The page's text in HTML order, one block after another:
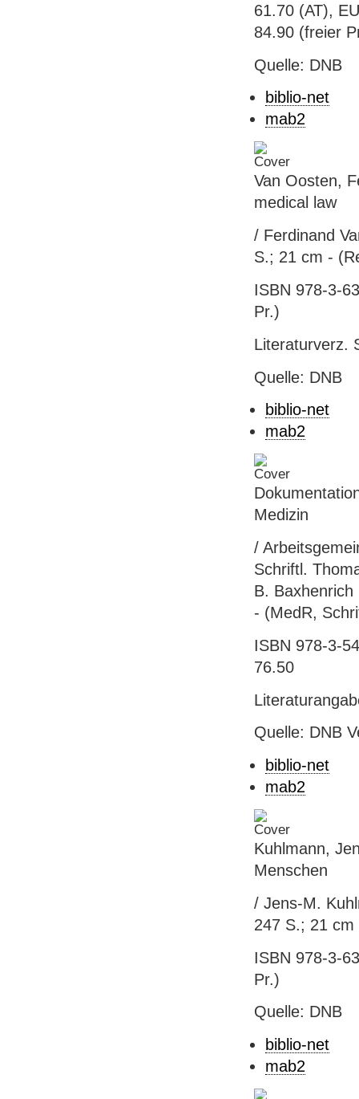
61.70 (AT),
84.90 (freier
Quelle: DNB
biblio-net
mab2
Van Oosten,
medical law
/ Ferdinand
S.; 21 cm -
ISBN 978-3-
Pr.)
Literaturverz.
Quelle: DNB
biblio-net
mab2
Medizin
/
Schriftl.
B.
- (MedR,
ISBN 978-3-
76.50
Quelle: DNB
biblio-net
mab2
Kuhlmann,
Menschen
/ Jens-M.
247 S.; 21
ISBN 978-3-
Pr.)
Quelle: DNB
biblio-net
mab2